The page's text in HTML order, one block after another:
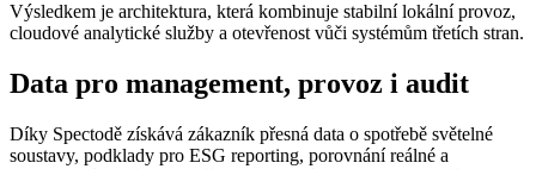
Výsledkem je architektura, která kombinuje stabilní lokální provoz,
cloudové analytické služby a otevřenost vůči systémům třetích stran.
Data pro management, provoz i audit
Díky Spectodě získává zákazník přesná data o spotřebě světelné
soustavy, podklady pro ESG reporting, porovnání reálné a